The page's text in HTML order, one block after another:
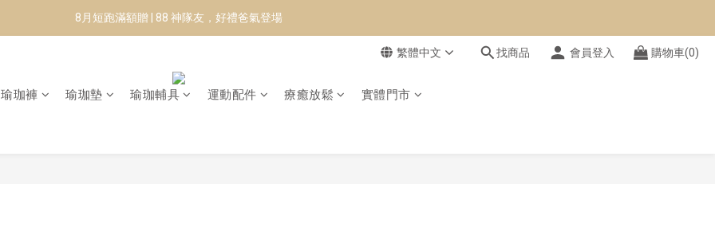
8月短跑滿額贈 | 88 神隊友，好禮爸氣登場
8月短跑滿額贈 | 88 神隊友，好禮爸氣登場
Manduka-跟著青蛙去旅行｜快閃第二站-台南
繁體中文 找商品 會員登入 購物車(0)
瑜珈褲 瑜珈墊 瑜珈輔具 運動配件 療癒放鬆 實體門市